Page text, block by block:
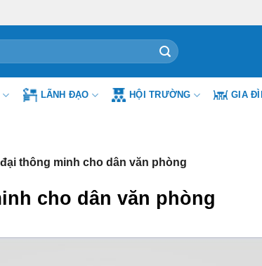
LÃNH ĐẠO HỘI TRƯỜNG GIA
thông minh cho dân văn phòng
cho dân văn phòng